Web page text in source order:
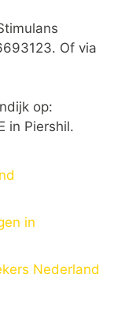
Of via
op:
in Piershil.
in
Nederland